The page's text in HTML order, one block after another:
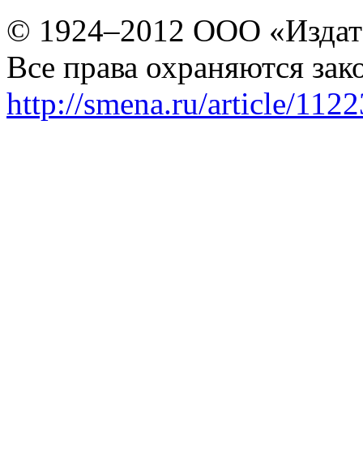
© 1924–2012 ООО
Все права охраняются
http://smena.ru/article/